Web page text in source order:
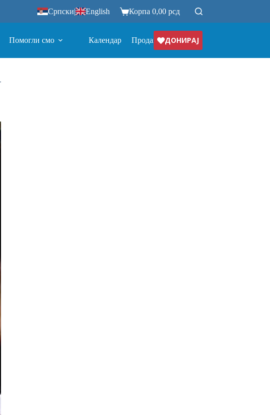
Српски| English Корпа 0,00 рсд
Помогли смо Календар ПродавницаДОНИРАЈ